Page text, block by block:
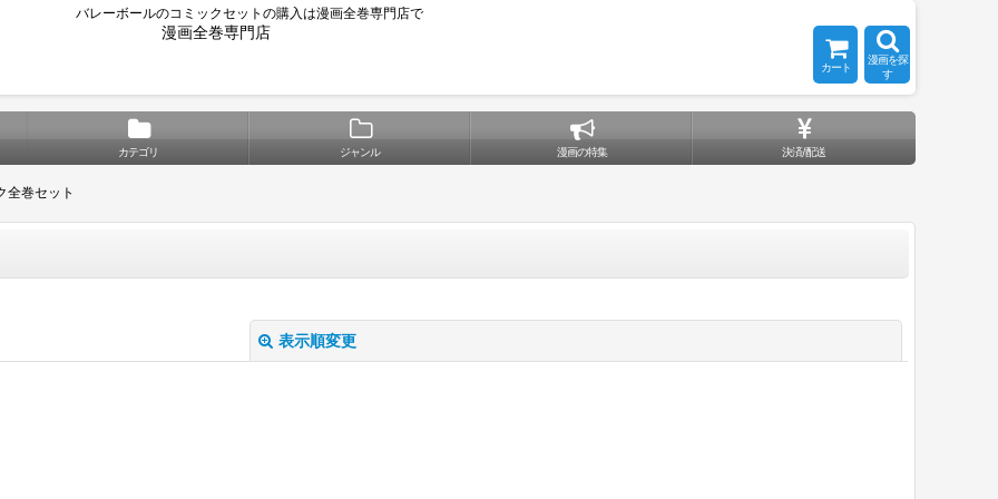
バレーボールのコミックセットの購入は漫画全巻専門店で
漫画全巻専門店
カート
漫画を探
す
カテゴリ ジャンル 漫画の特集 決済/配送
全巻セット
表示順変更